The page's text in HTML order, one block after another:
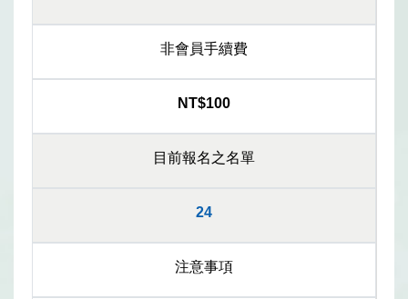
非會員手續費
NT$100
目前報名之名單
24
注意事項